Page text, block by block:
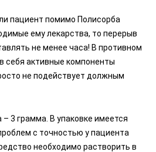
пациент помимо Полисорба
ему лекарства, то перерыв
не менее часа! В противном
себя активные компоненты
не подействует должным
3 грамма. В упаковке имеется
с точностью у пациента
необходимо растворить в